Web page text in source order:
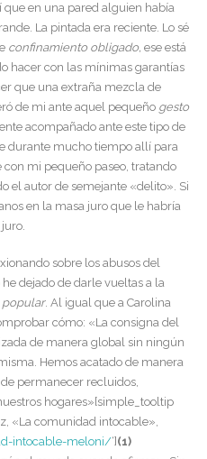
que en una pared alguien había
La pintada era reciente. Lo sé
confinamiento obligado, ese está
hacer con las mínimas garantías
que una extraña mezcla de
de mi ante aquel pequeño gesto
acompañado ante este tipo de
durante mucho tiempo allí para
mi pequeño paseo, tratando
el autor de semejante «delito». Si
en la masa juro que le habría
sobre los abusos del
dejado de darle vueltas a la
popular. Al igual que a Carolina
cómo: «La consigna del
de manera global sin ningún
Hemos acatado de manera
permanecer recluidos,
hogares»[simple_tooltip
«La comunidad intocable»,
intocable-meloni/‘](1)